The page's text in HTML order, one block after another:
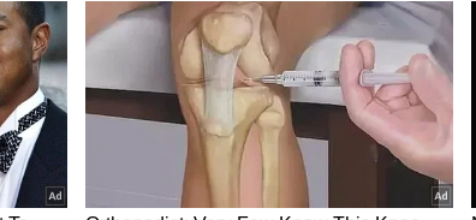
ಹೋದ ಜಾಗಕ್ಕೆ, ನಿರ್ಮಾಪಕ ಮುನಿರತ್ನನೂ ಎಂಟ್ರಿ:
ಮಾಡೋದಿಕ್ಕೇನೆ ಈ ಹಿಂದೆ ಹಳ್ಳಿಗಳಲ್ಲಿ ನಾಟಕದವರು
ಸಿನಿಮಾಗಾಗಿ ದುರ್ಯೋಧನನ ಪಾತ್ರ ಮಾಡಿದ.
50ಕ್ಕೂ ಹೆಚ್ಚಿನ ಸಿನಿಮಾಗಳಲ್ಲಿ ದರ್ಶನ್